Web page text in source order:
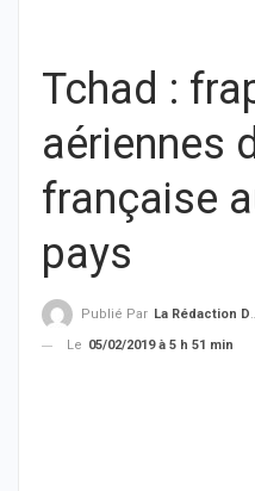
Tchad :
aériennes
française
pays
Publié Par La Rédaction De THIEYSENEGAL.com
Le 05/02/2019 à 5 h 51 min